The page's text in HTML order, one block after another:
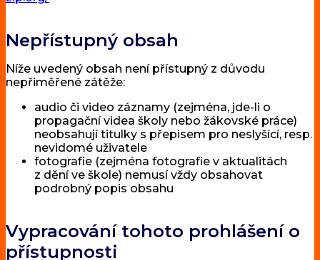
Nepřístupný obsah
Níže uvedený obsah není přístupný z důvodu
nepřiměřené zátěže:
audio či video záznamy (zejména, jde-li o
propagační videa školy nebo žákovské práce)
neobsahují titulky s přepisem pro neslyšící, resp.
nevidomé uživatele
fotografie (zejména fotografie v aktualitách
z dění ve škole) nemusí vždy obsahovat
podrobný popis obsahu
Vypracování tohoto prohlášení o
přístupnosti